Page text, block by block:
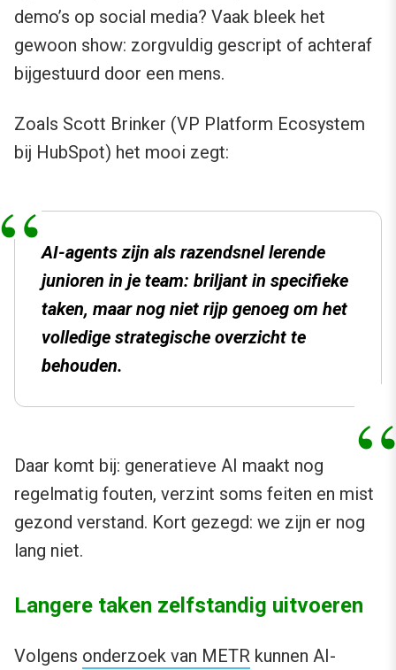
demo’s op social media? Vaak bleek het
gewoon show: zorgvuldig gescript of achteraf
bijgestuurd door een mens.
Zoals Scott Brinker (VP Platform Ecosystem
bij HubSpot) het mooi zegt:
AI-agents zijn als razendsnel lerende
junioren in je team: briljant in specifieke
taken, maar nog niet rijp genoeg om het
volledige strategische overzicht te
behouden.
Daar komt bij: generatieve AI maakt nog
regelmatig fouten, verzint soms feiten en mist
gezond verstand. Kort gezegd: we zijn er nog
lang niet.
Langere taken zelfstandig uitvoeren
Volgens onderzoek van METR kunnen AI-